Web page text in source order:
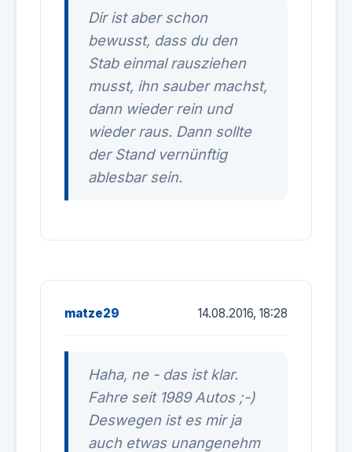
Dir ist aber schon
bewusst, dass du den
Stab einmal rausziehen
musst, ihn sauber machst,
dann wieder rein und
wieder raus. Dann sollte
der Stand vernünftig
ablesbar sein.
matze29 14.08.2016, 18:28
Haha, ne - das ist klar.
Fahre seit 1989 Autos ;-)
Deswegen ist es mir ja
auch etwas unangenehm